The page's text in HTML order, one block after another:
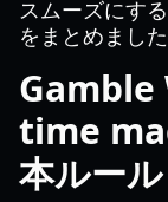
スムーズにす
をまとめました
time
本ルール